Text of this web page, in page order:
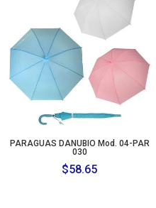
PARAGUAS DANUBIO Mod. 04-PAR
030
$58.65